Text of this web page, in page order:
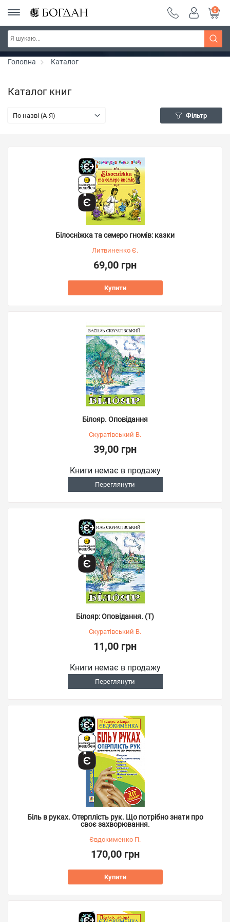
Серія "Чейзіана" ~ знижка 20%
0
Головна Каталог
Каталог книг
По назві (A-Я) Фільтр
Білосніжка та семеро гномів: казки
Литвиненко Є.
69,00 грн
Купити
Білояр. Оповідання
Скуратівський В.
39,00 грн
Книги немає в продажу
Переглянути
Білояр: Оповідання. (Т)
Скуратівський В.
11,00 грн
Книги немає в продажу
Переглянути
Біль в руках. Отерплість рук. Що потрібно знати про
своє захворювання.
Євдокименко П.
170,00 грн
Купити